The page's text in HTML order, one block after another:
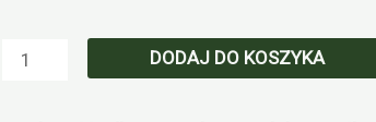
DODAJ DO KOSZYKA